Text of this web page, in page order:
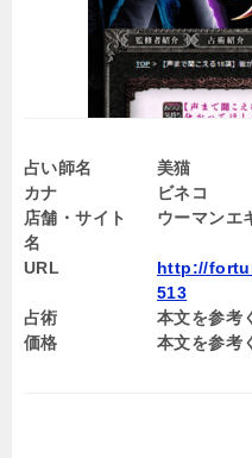
占い師名
美猫
カナ
ビネコ
店舗・サイト
名
ウーマンエ
URL
http://
513
占術
本文を参考
価格
本文を参考